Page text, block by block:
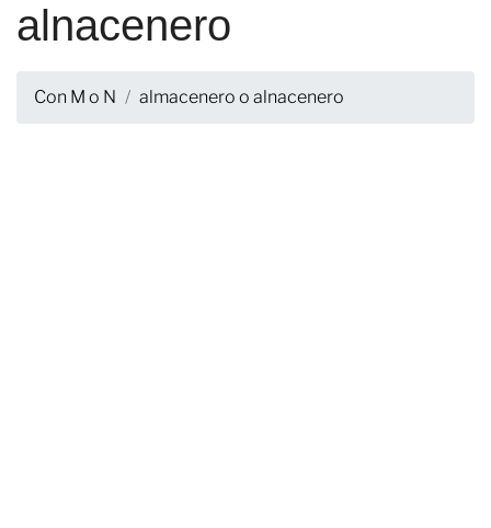
alnacenero
Con M o N almacenero o alnacenero